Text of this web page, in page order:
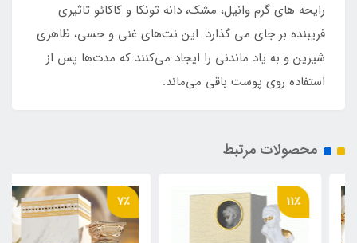
رایحه های گرم وانیل، مشک، دانه تونکا و کاکائو تاثیری
فریبنده بر جای می گذارد. این نت‌های غنی و حسی، ظاهری
شیرین و به یاد ماندنی را ایجاد می‌کنند که مدت‌ها پس از
استفاده روی پوست باقی می‌ماند.
محصولات مرتبط